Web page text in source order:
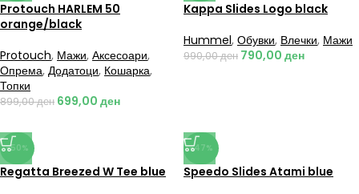
Protouch HARLEM 50
orange/black
Protouch, Мажи, Аксесоари,
Опрема, Додатоци, Кошарка,
Топки
899,00ден 699,00 ден
Kappa Slides Logo black
Hummel, Обувки, Влечки, Мажи
990,00ден 790,00 ден
-50%
Regatta Breezed W Tee blue
-47%
Speedo Slides Atami blue